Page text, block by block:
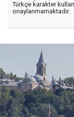
Türkçe karakter
onaylanmamaktadır.